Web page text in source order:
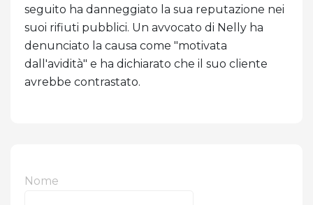
seguito ha danneggiato la sua reputazione nei
suoi rifiuti pubblici. Un avvocato di Nelly ha
denunciato la causa come "motivata
dall'avidità" e ha dichiarato che il suo cliente
avrebbe contrastato.
Nome